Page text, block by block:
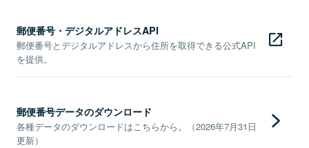
郵便番号・デジタルアドレスAPI
郵便番号とデジタルアドレスから住所を取得できる公式API
を提供。
郵便番号データのダウンロード
各種データのダウンロードはこちらから。（2026年7月31日
更新）